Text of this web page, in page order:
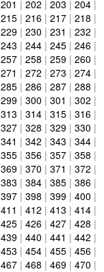
201 | 202 | 203 | 204|
215| 216| 217| 218 |
229| 230 | 231 | 232 |
243 | 244| 245| 246|
257| 258 | 259| 260 |
271 | 272 | 273 | 274|
285| 286| 287| 288 |
299| 300 | 301 | 302 |
313 | 314| 315| 316|
327| 328 | 329| 330 |
341 | 342 | 343 | 344|
355| 356| 357| 358 |
369| 370 | 371 | 372 |
383 | 384| 385| 386|
397| 398 | 399| 400 |
411 | 412 | 413 | 414|
425| 426| 427| 428 |
439| 440 | 441 | 442 |
453 | 454| 455| 456|
467| 468 | 469| 470 |